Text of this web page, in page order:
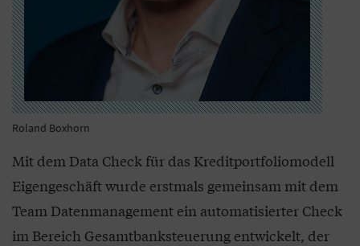
Roland Boxhorn
Mit dem Data Check für das Kreditportfoliomodell
Eigengeschäft wurde erstmals gemeinsam mit dem
Team Datenmanagement ein automatisierter Check
im Bereich Gesamtbanksteuerung entwickelt, der